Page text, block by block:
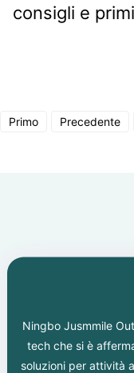
consigli e
Primo Precedente
Ningbo Jusmmile
tech che si è
soluzioni per attività